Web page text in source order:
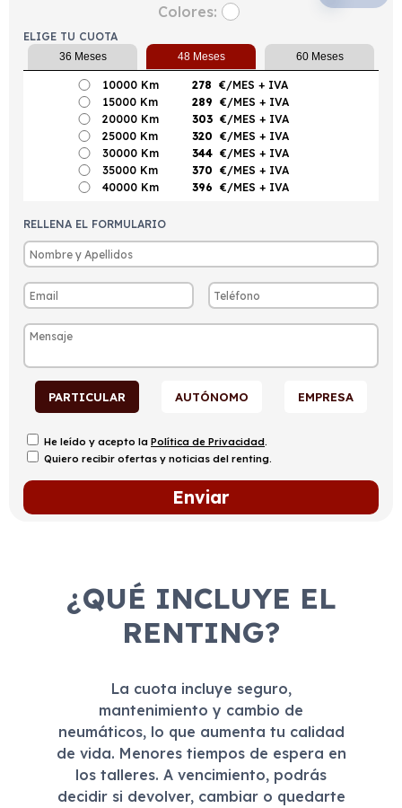
Colores:
ELIGE TU CUOTA
36 Meses 48 Meses 60 Meses
10000 Km 278 €/MES + IVA
15000 Km
289 €/MES + IVA
20000 Km
303 €/MES + IVA
25000 Km
320 €/MES + IVA
30000 Km
344 €/MES + IVA
35000 Km
370 €/MES + IVA
40000 Km
396 €/MES + IVA
RELLENA EL FORMULARIO
PARTICULAR AUTÓNOMO EMPRESA
He leído y acepto la Política de Privacidad.
Quiero recibir ofertas y noticias del renting.
¿QUÉ INCLUYE EL
RENTING?
La cuota incluye seguro,
mantenimiento y cambio de
neumáticos, lo que aumenta tu calidad
de vida. Menores tiempos de espera en
los talleres. A vencimiento, podrás
decidir si devolver, cambiar o quedarte